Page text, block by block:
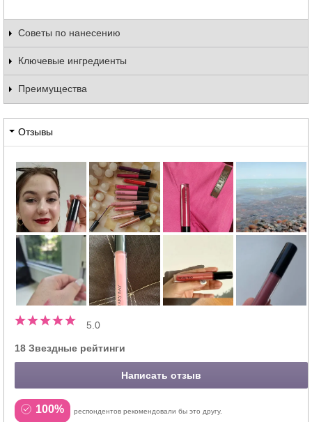
Советы по нанесению
Ключевые ингредиенты
Преимущества
Отзывы
5.0
18 Звездные рейтинги
Написать отзыв
100% респондентов рекомендовали бы это другу.